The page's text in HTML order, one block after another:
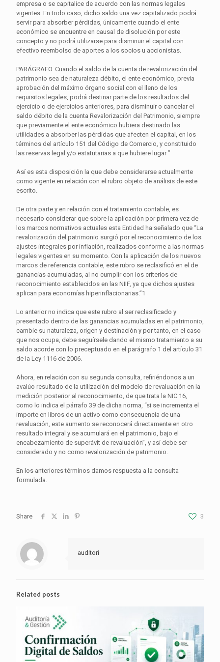
empresa o se capitalice de acuerdo con las normas legales
vigentes. En todo caso, dicho saldo una vez capitalizado podrá
servir para absorber pérdidas, únicamente cuando el ente
económico se encuentre en causal de disolución por este
concepto y no podrá utilizarse para disminuir el capital con
efectivo reembolso de aportes a los socios u accionistas.
PARÁGRAFO. Cuando el saldo de la cuenta de revalorización del
patrimonio sea de naturaleza débito, el ente económico, previa
aprobación del máximo órgano social con el lleno de los
requisitos legales, podrá destinar parte de los resultados del
ejercicio o de ejercicios anteriores, para disminuir o cancelar el
saldo débito de la cuenta Revalorización del Patrimonio, siempre
que previamente el ente económico hubiera destinado las
utilidades a absorber las pérdidas que afecten el capital, en los
términos del artículo 151 del Código de Comercio, y constituido
las reservas legal y/o estatutarias a que hubiere lugar ”
Así es esta disposición la que debe considerarse actualmente
como vigente en relación con el rubro objeto de análisis de este
escrito.
De otra parte y en relación con el tratamiento contable, es
necesario considerar que sobre la aplicación por primera vez de
los marcos normativos actuales esta Entidad ha señalado que “La
revalorización del patrimonio surgió por el reconocimiento de los
ajustes integrales por inflación, realizados conforme a las normas
legales vigentes en su momento. Con la aplicación de los nuevos
marcos de referencia contable, este rubro se reclasificó en el de
ganancias acumuladas, al no cumplir con los criterios de
reconocimiento establecidos en las NIIF, ya que dichos ajustes
aplican para economías hiperinflacionarias.”1
Lo anterior no indica que este rubro al ser reclasificado y
presentado dentro de las ganancias acumuladas en el patrimonio,
cambie su naturaleza, origen y destinación y por tanto, en el caso
que nos ocupa, debe seguírsele dando el mismo tratamiento a su
saldo acorde con lo preceptuado en el parágrafo 1 del artículo 31
de la Ley 1116 de 2006.
Ahora, en relación con su segunda consulta, refiriéndonos a un
avalúo resultado de la utilización del modelo de revaluación en la
medición posterior al reconocimiento, de que trata la NIC 16,
como lo indica el párrafo 39 de dicha norma, “si se incrementa el
importe en libros de un activo como consecuencia de una
revaluación, este aumento se reconocerá directamente en otro
resultado integral y se acumulará en el patrimonio, bajo el
encabezamiento de superávit de revaluación”, y así debe ser
considerado y no como revalorización de patrimonio.
En los anteriores términos damos respuesta a la consulta
formulada.
Share 3
auditori
Related posts